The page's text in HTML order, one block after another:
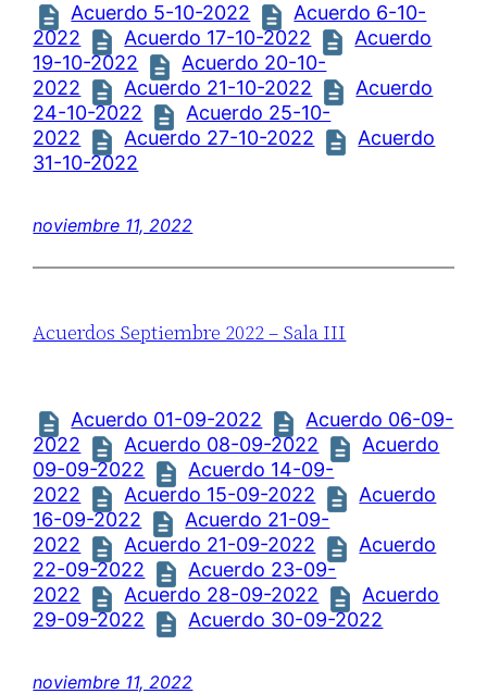
Acuerdo 5-10-2022
Acuerdo 6-10-
2022
Acuerdo 17-10-2022
Acuerdo
19-10-2022
Acuerdo 20-10-
2022
Acuerdo 21-10-2022
Acuerdo
24-10-2022
Acuerdo 25-10-
2022
Acuerdo 27-10-2022
Acuerdo
31-10-2022
noviembre 11, 2022
Acuerdos Septiembre 2022 – Sala III
Acuerdo 01-09-2022
Acuerdo 06-09-
2022
Acuerdo 08-09-2022
Acuerdo
09-09-2022
Acuerdo 14-09-
2022
Acuerdo 15-09-2022
Acuerdo
16-09-2022
Acuerdo 21-09-
2022
Acuerdo 21-09-2022
Acuerdo
22-09-2022
Acuerdo 23-09-
2022
Acuerdo 28-09-2022
Acuerdo
29-09-2022
Acuerdo 30-09-2022
noviembre 11, 2022